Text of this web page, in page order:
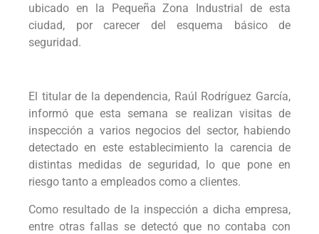
ubicado en la Pequeña Zona Industrial de esta
ciudad, por carecer del esquema básico de
seguridad.
El titular de la dependencia, Raúl Rodríguez García,
informó que esta semana se realizan visitas de
inspección a varios negocios del sector, habiendo
detectado en este establecimiento la carencia de
distintas medidas de seguridad, lo que pone en
riesgo tanto a empleados como a clientes.
Como resultado de la inspección a dicha empresa,
entre otras fallas se detectó que no contaba con